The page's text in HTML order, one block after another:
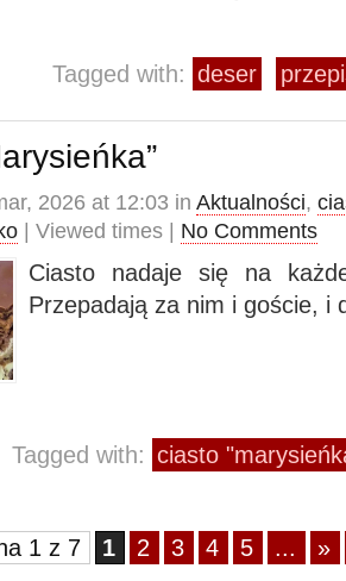
Tagged with: deser
2026 at 12:03 in Aktualności,
| Viewed times | No Comments
Ciasto nadaje się na
Przepadają za nim i goście, i
Tagged with: ciasto
1 z 7 1 2 3 4 5 ... »